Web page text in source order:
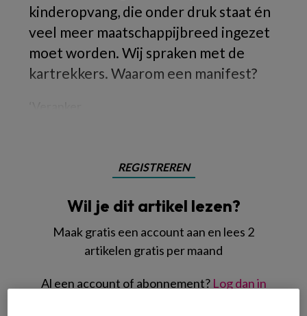
kinderopvang, die onder druk staat én
veel meer maatschappijbreed ingezet
moet worden. Wij spraken met de
kartrekkers. Waarom een manifest?
REGISTREREN
Wil je dit artikel lezen?
Maak gratis een account aan en lees 2
artikelen gratis per maand
Al een account of abonnement? Log dan in